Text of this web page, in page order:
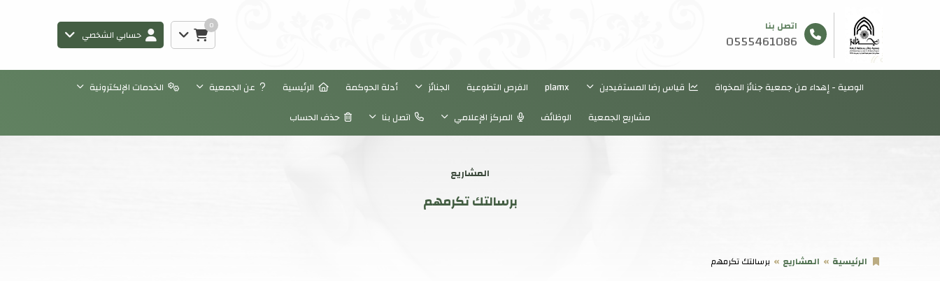
اتصل بنا
0555461086
0
حسابي الشخصي
الوصية - إهداء من جمعية جنائز المخواة قياس رضا المستفيدين plamx الفرص التطوعية الجنائز أدلة الحوكمة الرئيسية عن الجمعية
الخدمات الإلكترونية
مشاريع الجمعية
الوظائف المركز الإعلامي اتصل بنا حذف الحساب
المشاريع
برسالتك تكرمهم
الرئيسية المشاريع برسالتك تكرمهم